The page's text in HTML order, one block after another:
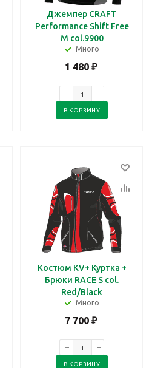
Джемпер CRAFT
Performance Shift Free
M col.9900
Много
1 480₽
В КОРЗИНУ
Костюм KV+ Куртка +
Брюки RACE S col.
Red/Black
Много
7 700₽
В КОРЗИНУ